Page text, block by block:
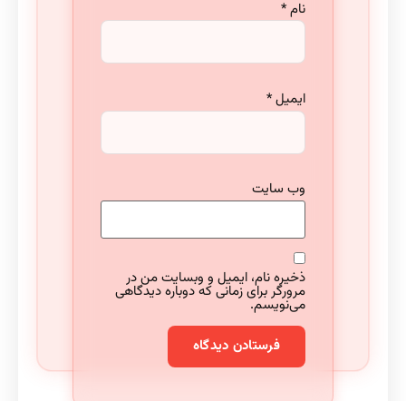
ایمیل*
وب‌ سایت
ذخیره نام، ایمیل و وبسایت من در
مرورگر برای زمانی که دوباره دیدگاهی
می‌نویسم.